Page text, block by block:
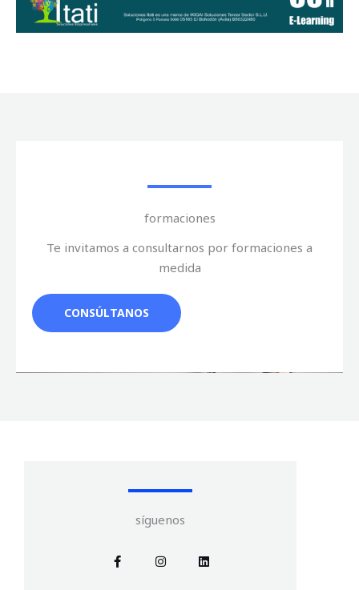
formaciones
Te invitamos a consultarnos por formaciones a
medida
CONSÚLTANOS
síguenos
a
c
n i